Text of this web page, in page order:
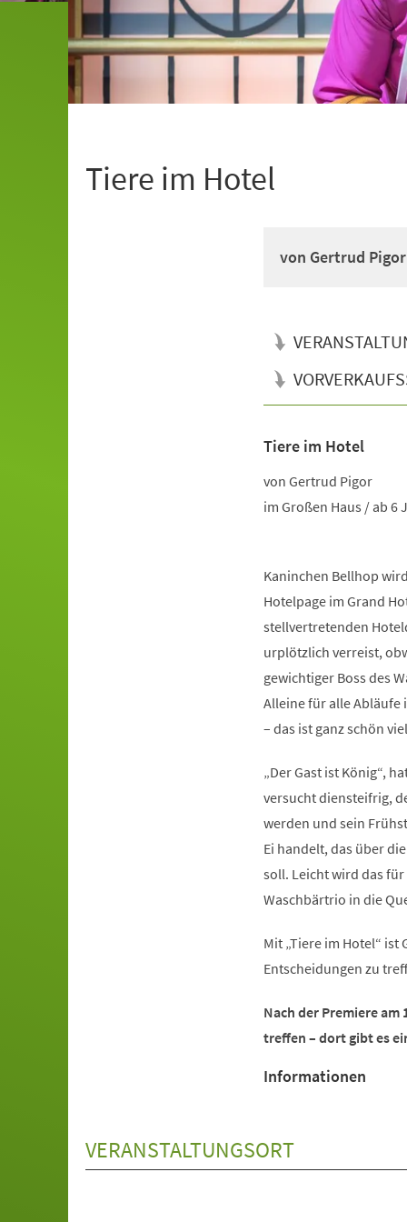
Tiere im Hotel
von Gertrud
Tiere im Hotel
von Gertrud Pigor
im Großen Haus / ab 6
Kaninchen Bellhop
Hotelpage im Grand
stellvertretenden
urplötzlich verreist,
gewichtiger Boss des
Alleine für alle Abläufe
– das ist ganz schön
„Der Gast ist König“,
versucht diensteifrig,
werden und sein
Ei handelt, das über
soll. Leicht wird das
Waschbärtrio in die
Mit „Tiere im Hotel“
Entscheidungen zu
Nach der Premiere
treffen – dort gibt es
Informationen
VERANSTALTUNGSORT